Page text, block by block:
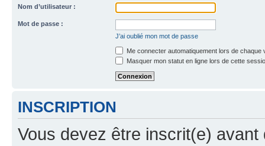
Nom d’utilisateur :
Mot de passe :
J’ai oublié mon mot de passe
Me connecter automatiquement lors de chaque
Masquer mon statut en ligne lors de cette
INSCRIPTION
Vous devez être inscrit(e) avant